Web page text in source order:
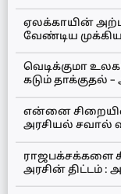
ஏலக்காயின்
வேண்டிய
வெடிக்குமா
கடும் தாக்குதல்
என்னை
அரசியல் சவால்
ராஜபக்சக்களை
அரசின் திட்டம் :